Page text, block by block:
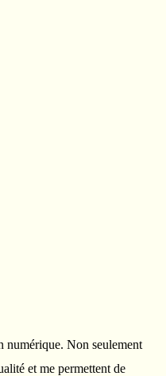
numérique. Non seulement
et me permettent de